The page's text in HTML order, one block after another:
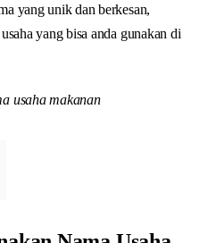
yang unik dan berkesan,
yang bisa anda gunakan di